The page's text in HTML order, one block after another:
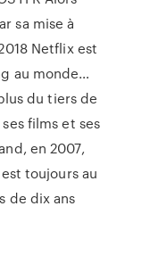
sa mise à
Netflix est
au monde…
du tiers de
films et ses
en 2007,
toujours au
de dix ans